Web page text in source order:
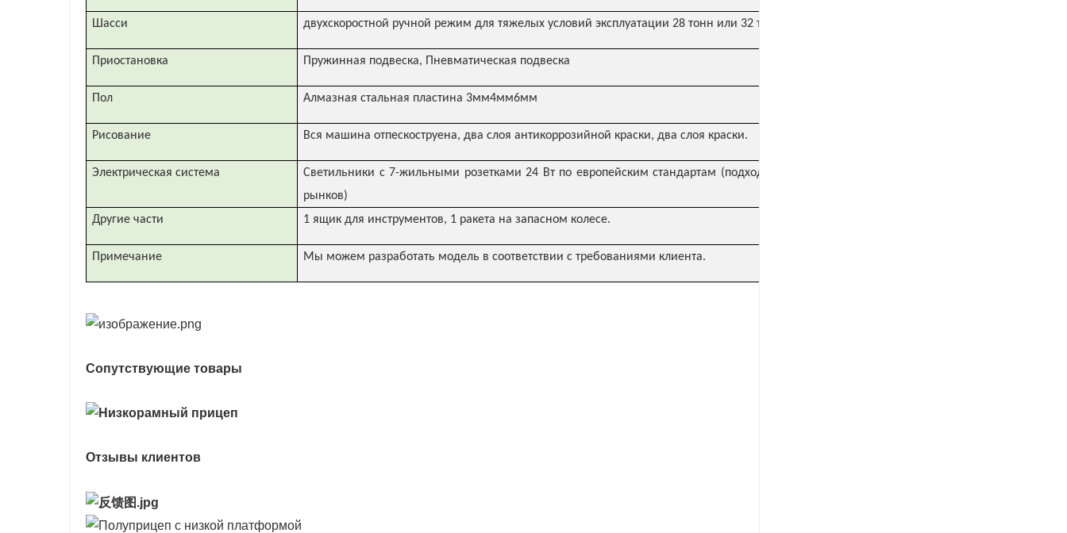
Шасси двухскоростной ручной режим для тяжелых условий эксплуатации 28 тонн или 32 тонны
Приостановка Пружинная подвеска, Пневматическая подвеска
Пол Алмазная стальная пластина 3мм4мм6мм
Рисование Вся машина отпескоструена, два слоя антикоррозийной краски, два слоя краски.
Электрическая система
Светильники с 7-жильными розетками 24 Вт по европейским стандартам (подходят для всех
рынков)
Другие части
1 ящик для инструментов, 1 ракета на запасном колесе.
Примечание Мы можем разработать модель в соответствии с требованиями клиента.
Сопутствующие товары
Отзывы клиентов